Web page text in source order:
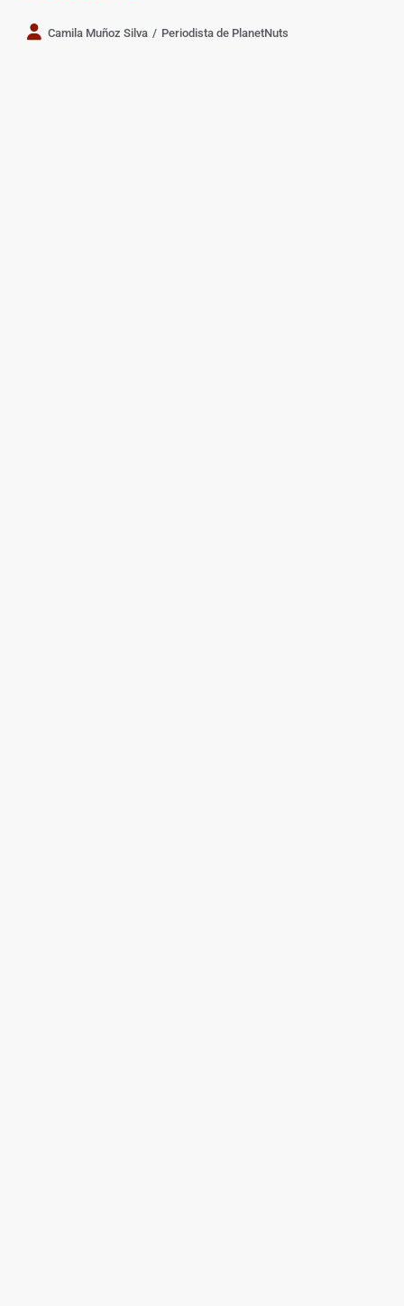
Camila Muñoz Silva / Periodista de PlanetNuts